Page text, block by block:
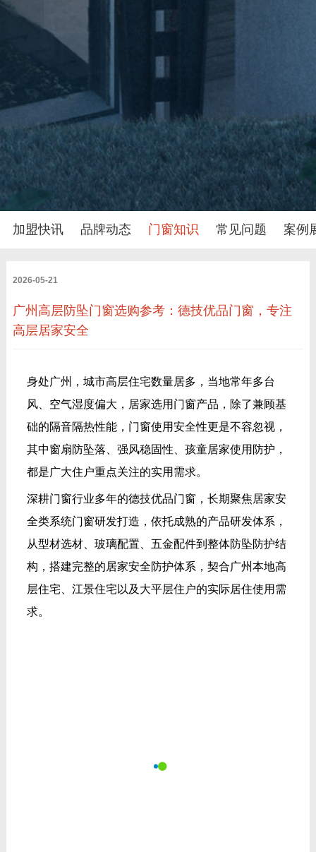
加盟快讯 品牌动态 门窗知识 常见问题 案例
2026-05-21
广州高层防坠门窗选购参考：德技优品门窗，专注
高层居家安全
身处广州，城市高层住宅数量居多，当地常年多台
风、空气湿度偏大，居家选用门窗产品，除了兼顾基
础的隔音隔热性能，门窗使用安全性更是不容忽视，
其中窗扇防坠落、强风稳固性、孩童居家使用防护，
都是广大住户重点关注的实用需求。
深耕门窗行业多年的德技优品门窗，长期聚焦居家安
全类系统门窗研发打造，依托成熟的产品研发体系，
从型材选材、玻璃配置、五金配件到整体防坠防护结
构，搭建完整的居家安全防护体系，契合广州本地高
层住宅、江景住宅以及大平层住户的实际居住使用需
求。
配件，从结构层面降低窗扇意外脱落的隐患，提升高